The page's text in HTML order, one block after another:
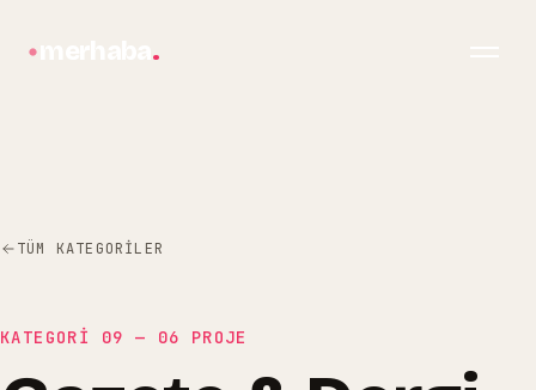
.
bilgi@merhabagrafik.com· Hopa/ Artvin
TÜM KATEGORILER
KATEGORİ 09 — 06 PROJE